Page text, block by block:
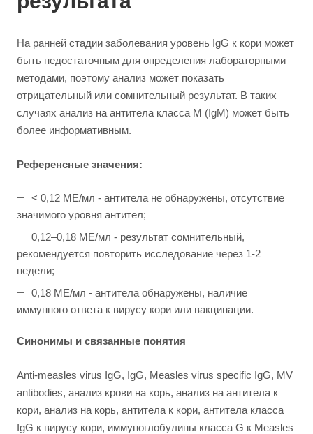
На ранней стадии заболевания уровень IgG к кори может
быть недостаточным для определения лабораторными
методами, поэтому анализ может показать
отрицательный или сомнительный результат. В таких
случаях анализ на антитела класса M (IgM) может быть
более информативным.
Референсные значения:
< 0,12 МЕ/мл - антитела не обнаружены, отсутствие
значимого уровня антител;
0,12–0,18 МЕ/мл - результат сомнительный,
рекомендуется повторить исследование через 1-2
недели;
0,18 МЕ/мл - антитела обнаружены, наличие
иммунного ответа к вирусу кори или вакцинации.
Синонимы и связанные понятия
Anti-measles virus IgG, IgG, Measles virus specific IgG, MV
antibodies, анализ крови на корь, анализ на антитела к
кори, анализ на корь, антитела к кори, антитела класса
IgG к вирусу кори, иммуноглобулины класса G к Measles